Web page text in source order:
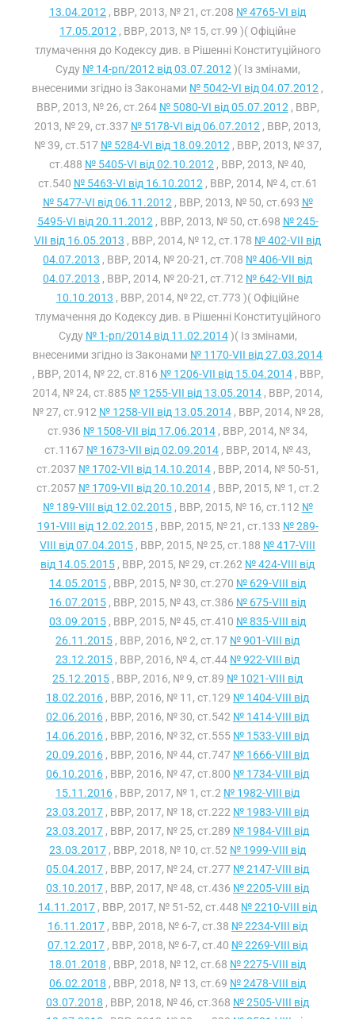
13.04.2012 , ВВР, 2013, № 21, ст.208 № 4765-VI від
17.05.2012 , ВВР, 2013, № 15, ст.99 )( Офіційне
тлумачення до Кодексу див. в Рішенні Конституційного
Суду № 14-рп/2012 від 03.07.2012 )( Із змінами,
внесеними згідно із Законами № 5042-VI від 04.07.2012 ,
ВВР, 2013, № 26, ст.264 № 5080-VI від 05.07.2012 , ВВР,
2013, № 29, ст.337 № 5178-VI від 06.07.2012 , ВВР, 2013,
№ 39, ст.517 № 5284-VI від 18.09.2012 , ВВР, 2013, № 37,
ст.488 № 5405-VI від 02.10.2012 , ВВР, 2013, № 40,
ст.540 № 5463-VI від 16.10.2012 , ВВР, 2014, № 4, ст.61
№ 5477-VI від 06.11.2012 , ВВР, 2013, № 50, ст.693 №
5495-VI від 20.11.2012 , ВВР, 2013, № 50, ст.698 № 245-
VII від 16.05.2013 , ВВР, 2014, № 12, ст.178 № 402-VII від
04.07.2013 , ВВР, 2014, № 20-21, ст.708 № 406-VII від
04.07.2013 , ВВР, 2014, № 20-21, ст.712 № 642-VII від
10.10.2013 , ВВР, 2014, № 22, ст.773 )( Офіційне
тлумачення до Кодексу див. в Рішенні Конституційного
Суду № 1-рп/2014 від 11.02.2014)( Із змінами,
внесеними згідно із Законами № 1170-VII від 27.03.2014
, ВВР, 2014, № 22, ст.816 № 1206-VII від 15.04.2014, ВВР,
2014, № 24, ст.885 № 1255-VII від 13.05.2014 , ВВР, 2014,
№ 27, ст.912 № 1258-VII від 13.05.2014, ВВР, 2014, № 28,
ст.936 № 1508-VII від 17.06.2014 , ВВР, 2014, № 34,
ст.1167 № 1673-VII від 02.09.2014 , ВВР, 2014, № 43,
ст.2037 № 1702-VII від 14.10.2014 , ВВР, 2014, № 50-51,
ст.2057 № 1709-VII від 20.10.2014, ВВР, 2015, № 1, ст.2
№ 189-VIII від 12.02.2015, ВВР, 2015, № 16, ст.112 №
191-VIII від 12.02.2015, ВВР, 2015, № 21, ст.133 № 289-
VIII від 07.04.2015 , ВВР, 2015, № 25, ст.188 № 417-VIII
від 14.05.2015 , ВВР, 2015, № 29, ст.262 № 424-VIII від
14.05.2015 , ВВР, 2015, № 30, ст.270 № 629-VIII від
16.07.2015 , ВВР, 2015, № 43, ст.386 № 675-VIII від
03.09.2015 , ВВР, 2015, № 45, ст.410 № 835-VIII від
26.11.2015 , ВВР, 2016, № 2, ст.17 № 901-VIII від
23.12.2015 , ВВР, 2016, № 4, ст.44 № 922-VIII від
25.12.2015 , ВВР, 2016, № 9, ст.89 № 1021-VIII від
18.02.2016 , ВВР, 2016, № 11, ст.129 № 1404-VIII від
02.06.2016 , ВВР, 2016, № 30, ст.542 № 1414-VIII від
14.06.2016 , ВВР, 2016, № 32, ст.555 № 1533-VIII від
20.09.2016 , ВВР, 2016, № 44, ст.747 № 1666-VIII від
06.10.2016 , ВВР, 2016, № 47, ст.800 № 1734-VIII від
15.11.2016 , ВВР, 2017, № 1, ст.2 № 1982-VIII від
23.03.2017 , ВВР, 2017, № 18, ст.222 № 1983-VIII від
23.03.2017 , ВВР, 2017, № 25, ст.289 № 1984-VIII від
23.03.2017 , ВВР, 2018, № 10, ст.52 № 1999-VIII від
05.04.2017 , ВВР, 2017, № 24, ст.277 № 2147-VIII від
03.10.2017 , ВВР, 2017, № 48, ст.436 № 2205-VIII від
14.11.2017 , ВВР, 2017, № 51-52, ст.448 № 2210-VIII від
16.11.2017 , ВВР, 2018, № 6-7, ст.38 № 2234-VIII від
07.12.2017 , ВВР, 2018, № 6-7, ст.40 № 2269-VIII від
18.01.2018 , ВВР, 2018, № 12, ст.68 № 2275-VIII від
06.02.2018 , ВВР, 2018, № 13, ст.69 № 2478-VIII від
03.07.2018 , ВВР, 2018, № 46, ст.368 № 2505-VIII від